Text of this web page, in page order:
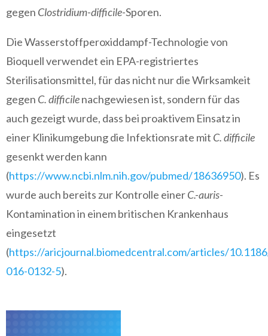
gegen Clostridium-difficile-Sporen.
Die Wasserstoffperoxiddampf-Technologie von
Bioquell verwendet ein EPA-registriertes
Sterilisationsmittel, für das nicht nur die Wirksamkeit
gegen C. difficilenachgewiesen ist, sondern für das
auch gezeigt wurde, dass bei proaktivem Einsatz in
einer Klinikumgebung die Infektionsrate mit C. difficile
gesenkt werden kann
(https://www.ncbi.nlm.nih.gov/pubmed/18636950). Es
wurde auch bereits zur Kontrolle einerC.-auris-
Kontamination in einem britischen Krankenhaus
eingesetzt
(https://aricjournal.biomedcentral.com/articles/
016-0132-5).